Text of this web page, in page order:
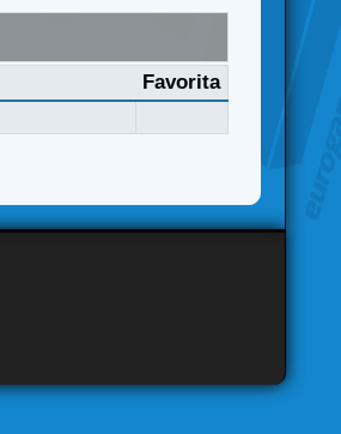
Favorita